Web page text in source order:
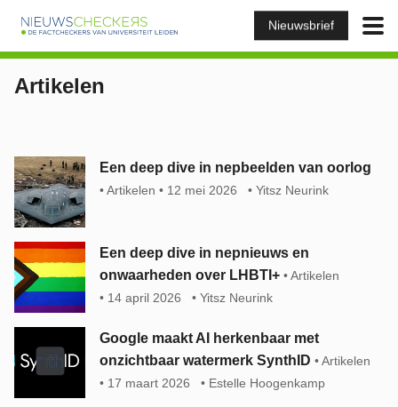
Nieuwsbrief
Artikelen
Een deep dive in nepbeelden van oorlog
Artikelen 12 mei 2026 Yitsz Neurink
Een deep dive in nepnieuws en
onwaarheden over LHBTI+
Artikelen
14 april 2026
Yitsz Neurink
Google maakt AI herkenbaar met
onzichtbaar watermerk SynthID
Artikelen
17 maart 2026
Estelle Hoogenkamp